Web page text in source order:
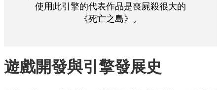
使用此引擎的代表作品是喪屍殺很大的
《死亡之島》。
遊戲開發與引擎發展史